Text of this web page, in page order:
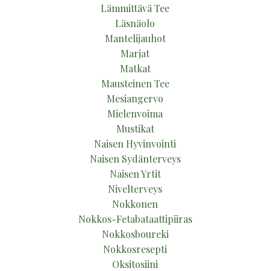
Lämmittävä Tee
Läsnäolo
Mantelijauhot
Marjat
Matkat
Mausteinen Tee
Mesiangervo
Mielenvoima
Mustikat
Naisen Hyvinvointi
Naisen Sydänterveys
Naisen Yrtit
Nivelterveys
Nokkonen
Nokkos-Fetabataattipiiras
Nokkosboureki
Nokkosresepti
Oksitosiini